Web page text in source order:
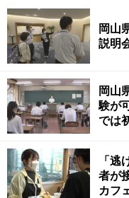
岡山
説明
岡山
験が
では
「逃
者が
カフ